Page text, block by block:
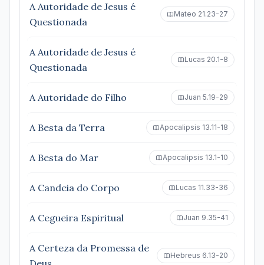
A Autoridade de Jesus é
Questionada
Mateo 21.23-27
A Autoridade de Jesus é
Questionada
Lucas 20.1-8
A Autoridade do Filho Juan 5.19-29
A Besta da Terra Apocalipsis 13.11-18
A Besta do Mar Apocalipsis 13.1-10
A Candeia do Corpo Lucas 11.33-36
A Cegueira Espiritual Juan 9.35-41
A Certeza da Promessa de
Hebreus 6.13-20